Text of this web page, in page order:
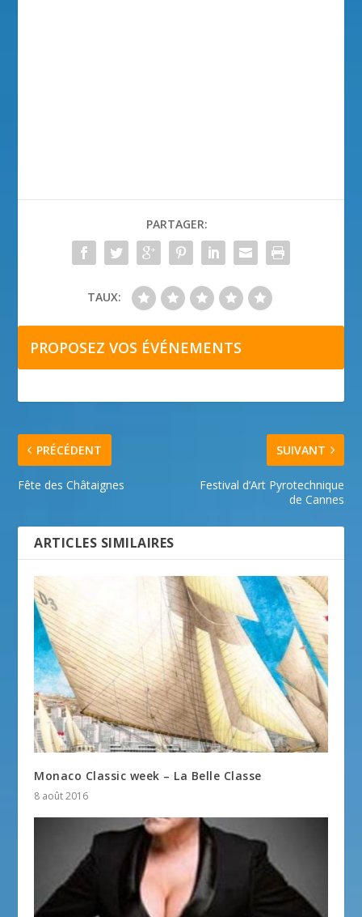
PARTAGER:
TAUX:
PROPOSEZ VOS ÉVÉNEMENTS
PRÉCÉDENT
Fête des Châtaignes
SUIVANT
Festival d’Art Pyrotechnique
de Cannes
ARTICLES SIMILAIRES
Monaco Classic week – La Belle Classe
8 août 2016